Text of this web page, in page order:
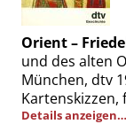
Orient –
und des alten
München, dtv
Kartenskizzen,
Details anzeigen…